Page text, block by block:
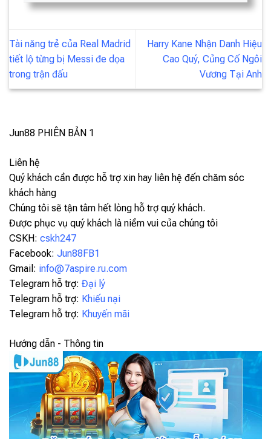
Tài năng trẻ của Real Madrid
tiết lộ từng bị Messi đe dọa
trong trận đấu
Harry Kane Nhận Danh Hiệu
Cao Quý, Củng Cố Ngôi
Vương Tại Anh
Jun88 PHIÊN BẢN 1
Liên hệ
Quý khách cần được hỗ trợ xin hay liên hệ đến chăm sóc
khách hàng
Chúng tôi sẽ tận tâm hết lòng hỗ trợ quý khách.
Được phục vụ quý khách là niềm vui của chúng tôi
CSKH: cskh247
Facebook: Jun88FB1
Gmail: info@7aspire.ru.com
Telegram hỗ trợ: Đại lý
Telegram hỗ trợ: Khiếu nại
Telegram hỗ trợ: Khuyến mãi
Hướng dẫn - Thông tin